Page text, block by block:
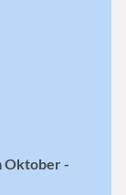
Oktober -